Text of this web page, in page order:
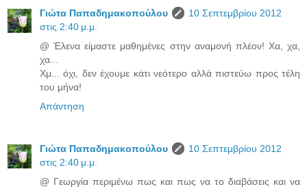
Γιώτα Παπαδημακοπούλου
10 Σεπτεμβρίου 2012
στις 2:40 μ.μ.
@ Έλενα είμαστε μαθημένες στην αναμονή πλέον! Χα, χα,
χα...
Χμ... όχι, δεν έχουμε κάτι νεότερο αλλά πιστεύω προς τέλη
του μήνα!
Απάντηση
Γιώτα Παπαδημακοπούλου
10 Σεπτεμβρίου 2012
στις 2:40 μ.μ.
@ Γεωργία περιμένω πως και πως να το διαβάσεις και να